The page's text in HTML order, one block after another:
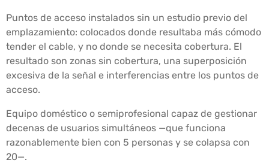
Puntos de acceso instalados sin un estudio previo del
emplazamiento: colocados donde resultaba más cómodo
tender el cable, y no donde se necesita cobertura. El
resultado son zonas sin cobertura, una superposición
excesiva de la señal e interferencias entre los puntos de
acceso.
Equipo doméstico o semiprofesional capaz de gestionar
decenas de usuarios simultáneos —que funciona
razonablemente bien con 5 personas y se colapsa con
20—.